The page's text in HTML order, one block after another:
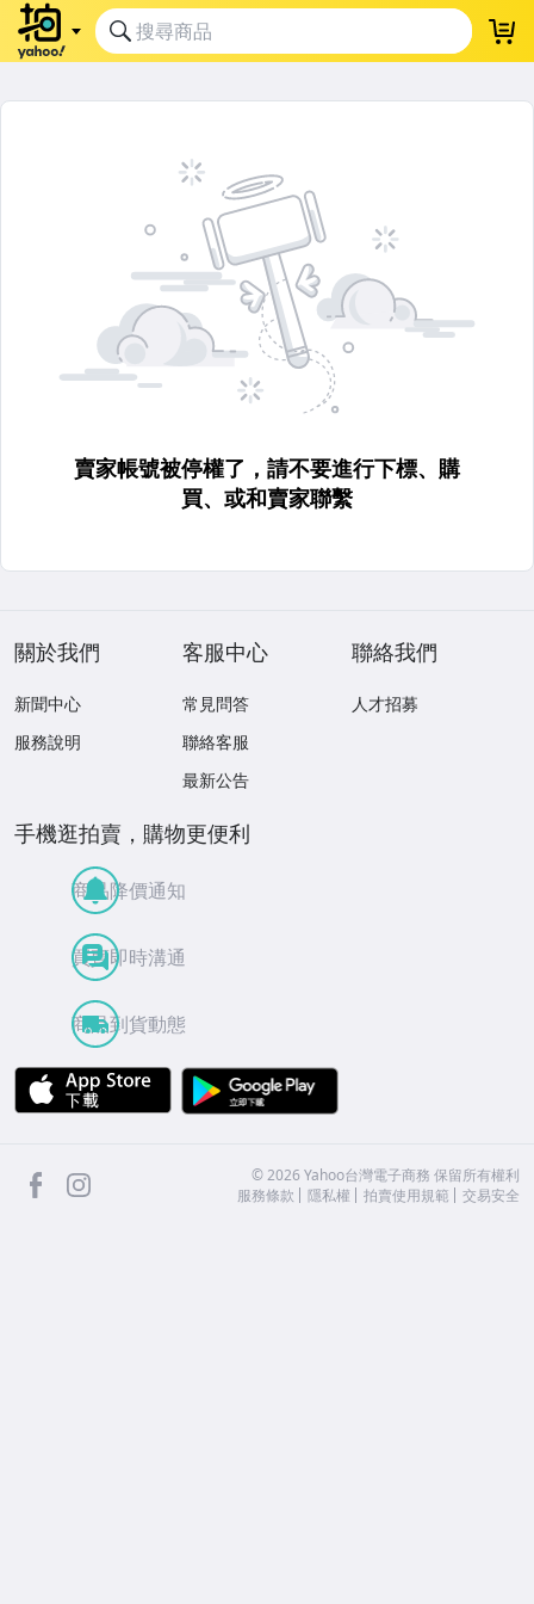
賣家帳號被停權了，請不要進行下標、購
買、或和賣家聯繫
關於我們
新聞中心
服務說明
客服中心
常見問答
聯絡客服
最新公告
聯絡我們
人才招募
手機逛拍賣，購物更便利
商品降價通知
買賣即時溝通
商品到貨動態
APP Store
facebook ©2026 Yahoo台灣電子商務 保留所有權利
服務條款
隱私權 拍賣使用規範 交易安全